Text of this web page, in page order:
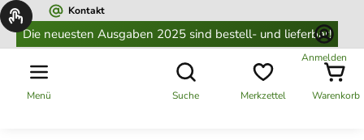
springen
Die neuesten Ausgaben 2025 sind bestell- und lieferbar!
Kontakt
Anmelden
Menü Suche Merkzettel Warenkorb